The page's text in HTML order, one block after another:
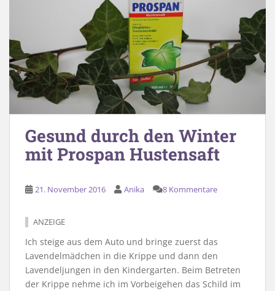
Gesund durch den Winter
mit Prospan Hustensaft
21. November 2016 Anika 8 Kommentare
ANZEIGE
Ich steige aus dem Auto und bringe zuerst das
Lavendelmädchen in die Krippe und dann den
Lavendeljungen in den Kindergarten. Beim Betreten
der Krippe nehme ich im Vorbeigehen das Schild im